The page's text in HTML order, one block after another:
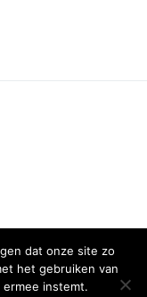
dat onze site zo
het gebruiken van
instemt.